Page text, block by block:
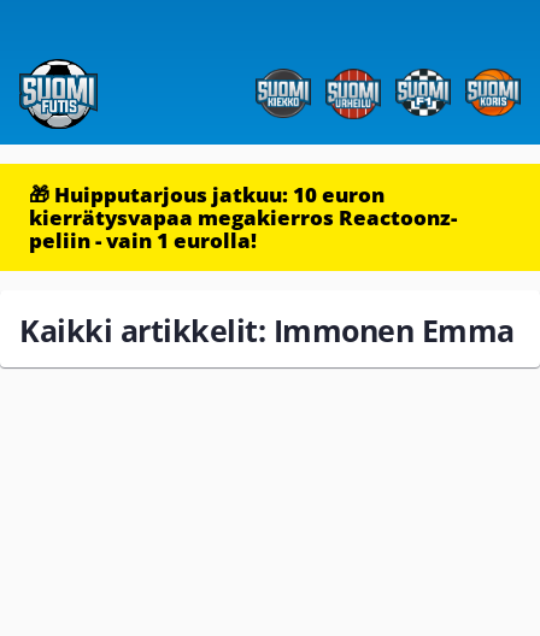
🎁 Huipputarjous jatkuu: 10 euron
kierrätysvapaa megakierros Reactoonz-
peliin - vain 1 eurolla!
Kaikki artikkelit: Immonen Emma